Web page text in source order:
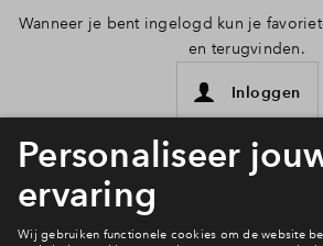
Wanneer je bent ingelogd kun je
en terugvinden.
Inloggen
Interesse? Meld je dan
Hiermee blijf je op de hoogte van het